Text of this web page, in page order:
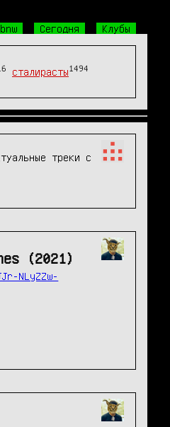
Сегодня Клубы
сталирасты1494
треки с
(2021)
NLyZZw-